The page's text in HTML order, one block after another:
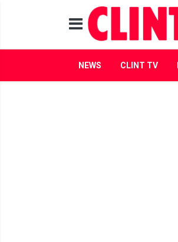
NEWS CLINT TV